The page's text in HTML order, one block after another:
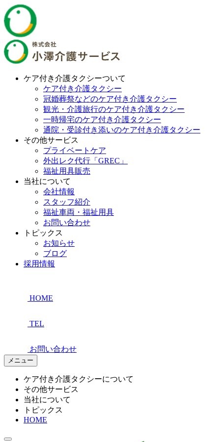
ケア付き介護タクシーついて
ケア付き介護タクシー
冠婚葬祭などのケア付き介護タクシー
観光・介護旅行のケア付き介護タクシー
一時帰宅のケア付き介護タクシー
通院・受診付き添いのケア付き介護タクシー
その他サービス
プライベートケア
外出レク代行「GREC」
福祉用具販売
当社について
会社情報
スタッフ紹介
福祉車両・福祉用具
お問い合わせ
トピックス
お知らせ
ブログ
採用情報
HOME
TEL
お問い合わせ
メニュー
ケア付き介護タクシーについて
その他サービス
当社について
トピックス
HOME